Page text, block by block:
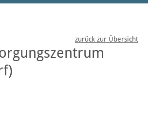
zurück zur Übersicht